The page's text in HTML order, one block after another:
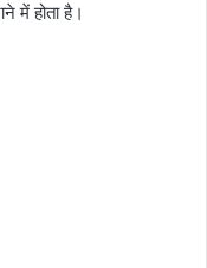
में होता है।